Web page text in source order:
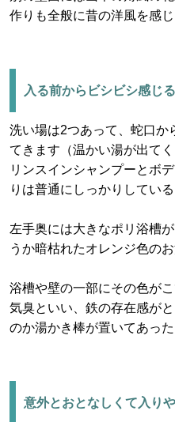
作りも全般に昔の洋風を感
入る前からビシビシ感じる
洗い場は2つあって、蛇口か
てきます（温かい湯が出て
リンスインシャンプーとボ
りは普通にしっかりしている
左手奥には大きなポリ浴槽
うか暗枯れたオレンジ色の
浴槽や壁の一部にその色が
気臭といい、鉄の存在感が
のか湯かき棒が置いてあった
意外とおとなしくて入り